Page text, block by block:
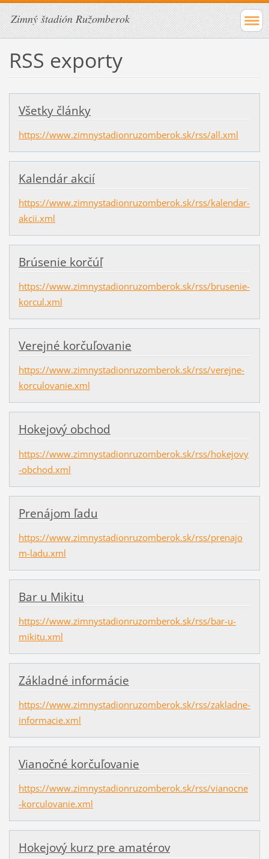
Zimný štadión Ružomberok
RSS exporty
Všetky články
https://www.zimnystadionruzomberok.sk/rss/all.xml
Kalendár akcií
https://www.zimnystadionruzomberok.sk/rss/kalendar-
akcii.xml
Brúsenie korčúľ
https://www.zimnystadionruzomberok.sk/rss/brusenie-
korcul.xml
Verejné korčuľovanie
https://www.zimnystadionruzomberok.sk/rss/verejne-
korculovanie.xml
Hokejový obchod
https://www.zimnystadionruzomberok.sk/rss/hokejovy
-obchod.xml
Prenájom ľadu
https://www.zimnystadionruzomberok.sk/rss/prenajo
m-ladu.xml
Bar u Mikitu
https://www.zimnystadionruzomberok.sk/rss/bar-u-
mikitu.xml
Základné informácie
https://www.zimnystadionruzomberok.sk/rss/zakladne-
informacie.xml
Vianočné korčuľovanie
https://www.zimnystadionruzomberok.sk/rss/vianocne
-korculovanie.xml
Hokejový kurz pre amatérov